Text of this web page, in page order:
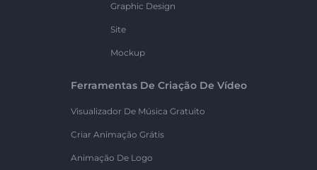
Graphic Design
Site
Mockup
Ferramentas De Criação De Vídeo
Visualizador De Música Gratuito
Criar Animação Grátis
Animação De Logo